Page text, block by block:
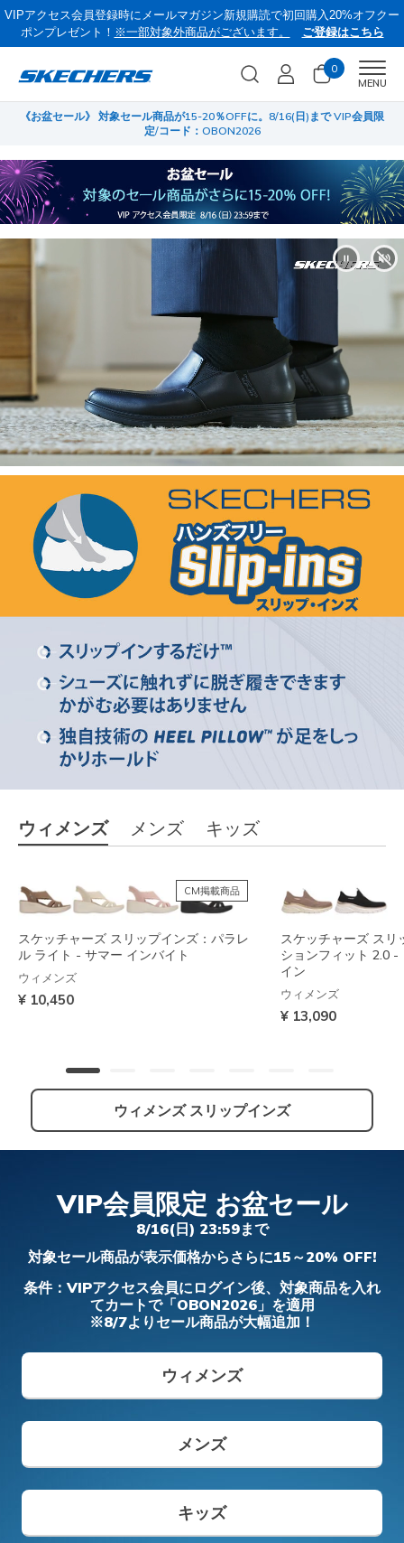
VIPアクセス会員登録時にメールマガジン新規購読で初回購入20%オフクー
ポンプレゼント！ ※一部対象外商品がございます。 ご登録はこちら
0
MENU
サマーセール第2弾！クリアランスでサンダルやスリップインズがさらにお
買い得に！
ウィメンズ メンズ キッズ
CM掲載商品
スケッチャーズ スリップインズ：パラレ
ル ライト - サマー インバイト
ウィメンズ
¥ 10,450
スケッチャーズ スリ
ションフィット 2.0 -
イン
ウィメンズ
¥ 13,090
ウィメンズ スリップインズ
スケッチャーズ スリップインズ：アーチ
フィット ディーライツ 330 - モダン レト
メンズ
¥ 19,690
スケッチャーズ スリ
メンズ スリップインズ
スケッチャーズ スリップインズ：コンツ
アーフォーム - コージーフィット
からの値引き
¥ 8,690から¥ 5,900
スケッチャーズ スリ
¥ 6,490
キッズ スリップインズ
VIP会員限定 お盆セール
8/16(日) 23:59まで
対象セール商品が表示価格からさらに15～20% OFF!
条件：VIPアクセス会員にログイン後、対象商品を入れ
てカートで「OBON2026」を適用
※8/7よりセール商品が大幅追加！
ウィメンズ
メンズ
キッズ